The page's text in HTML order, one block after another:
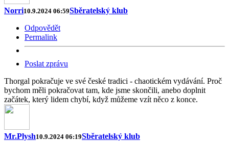
Norri10.9.2024 06:59Sběratelský klub
Odpovědět
Permalink
Poslat zprávu
Thorgal pokračuje ve své české tradici - chaotickém vydávání. Proč
bychom měli pokračovat tam, kde jsme skončili, anebo doplnit
začátek, který lidem chybí, když můžeme vzít něco z konce.
Mr.Plysh10.9.2024 06:19Sběratelský klub